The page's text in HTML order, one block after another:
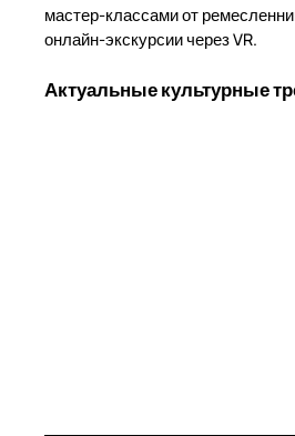
мастер-классами от
онлайн-экскурсии через VR.
Актуальные культурные